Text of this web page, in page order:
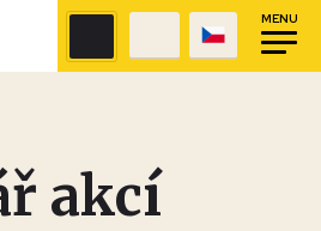
MENU
akcí